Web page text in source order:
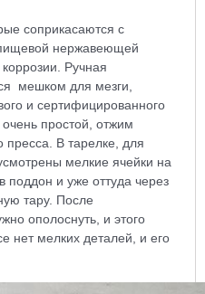
соприкасаются с
нержавеющей
Ручная
мешком для мезги,
и сертифицированного
простой, отжим
пресса. В тарелке, для
мелкие ячейки на
поддон и уже оттуда через
тару. После
ополоснуть, и этого
нет мелких деталей, и его